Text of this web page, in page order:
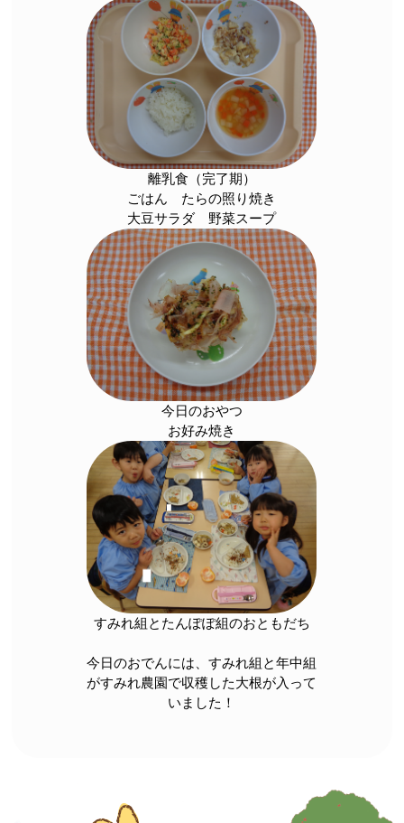
離乳食（完了期）
ごはん たらの照り焼き
大豆サラダ 野菜スープ
今日のおやつ
お好み焼き
すみれ組とたんぽぽ組のおともだち
今日のおでんには、すみれ組と年中組
がすみれ農園で収穫した大根が入って
いました！